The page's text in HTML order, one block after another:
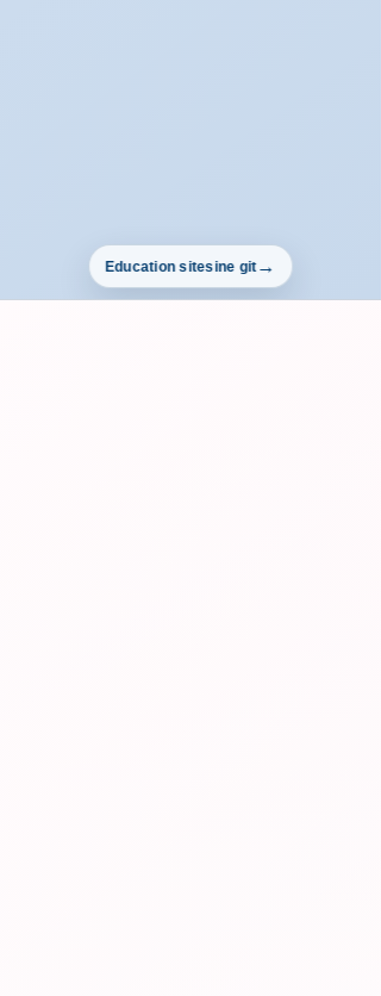
Education sitesine git